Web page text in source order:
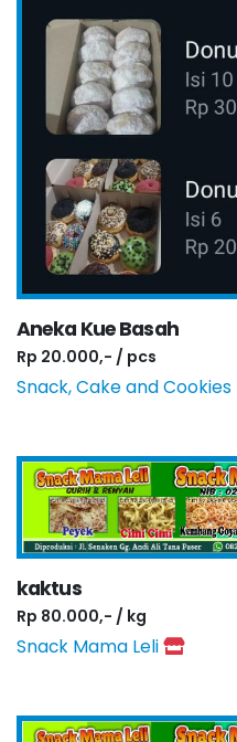
Aneka Kue Basah
Rp 20.000,- / pcs
Snack, Cake and
kaktus
Rp 80.000,- / kg
Snack Mama Leli